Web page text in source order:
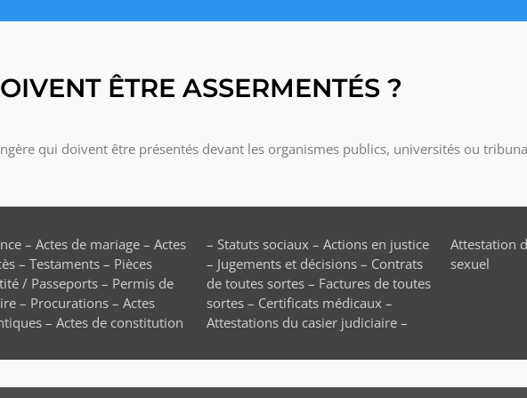
ÊTRE ASSERMENTÉS ?
qui doivent être présentés devant les organismes publics, universités ou
sexuel